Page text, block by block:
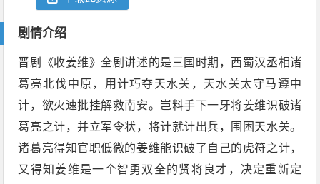
剧情介绍
晋剧《收姜维》全剧讲述的是三国时期，西蜀汉丞相诸
葛亮北伐中原，用计巧夺天水关，天水关太守马遵中
计，欲火速批挂解救南安。岂料手下一牙将姜维识破诸
葛亮之计，并立军令状，将计就计出兵，围困天水关。
诸葛亮得知官职低微的姜维能识破了自己的虎符之计，
又得知姜维是一个智勇双全的贤将良才，决定重新定